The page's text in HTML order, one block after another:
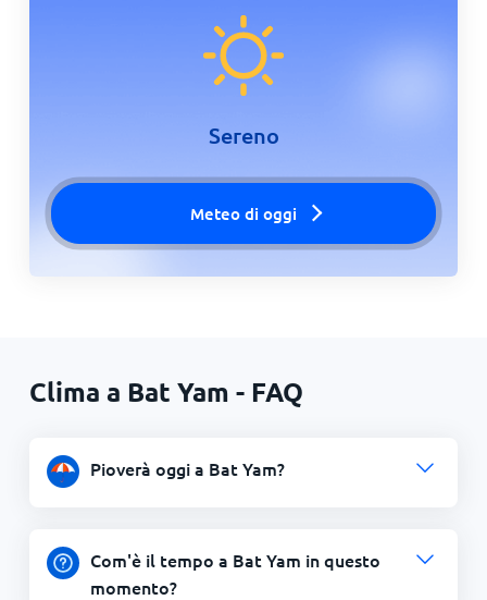
Sereno
Meteo di oggi
Clima a Bat Yam - FAQ
Pioverà oggi a Bat Yam?
Com'è il tempo a Bat Yam in questo
momento?